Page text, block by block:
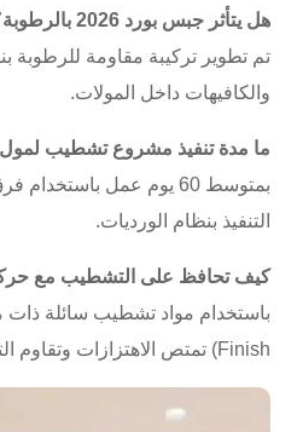
هل يتأثر جبس بورد 2026 بالرطوبة؟
والكافيهات داخل المولات.
ما مدة تنفيذ مشروع تشطيب لمول
بمتوسط 60 يوم عمل
التنفيذ بنظام الورديات.
كيف تحافظ على التشطيب مع حركة
Finish) تمتص الاهتزازات وتقاوم التشققات.